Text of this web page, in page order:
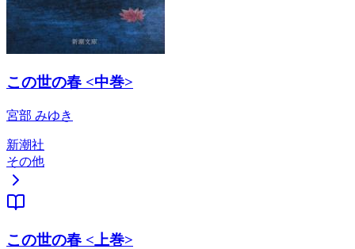
この世の春 <中巻>
宮部 みゆき
新潮社
その他
この世の春 <上巻>